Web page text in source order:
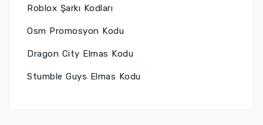
Roblox Şarkı Kodları
Osm Promosyon Kodu
Dragon City Elmas Kodu
Stumble Guys Elmas Kodu